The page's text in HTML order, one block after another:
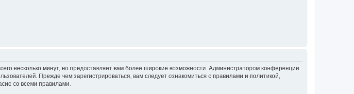
несколько минут, но предоставляет вам более широкие возможности. Администратором конференции
Прежде чем зарегистрироваться, вам следует ознакомиться с правилами и политикой,
со всеми правилами.